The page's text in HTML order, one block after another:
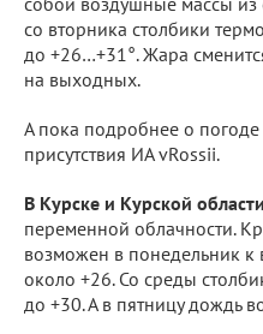
со вторника столбики
до +26…+31°. Жара
на выходных.
А пока подробнее о
присутствия ИА vRossii.
В Курске и Курской области
переменной облачности.
возможен в понедельник к
около +26. Со среды
до +30. А в пятницу дождь